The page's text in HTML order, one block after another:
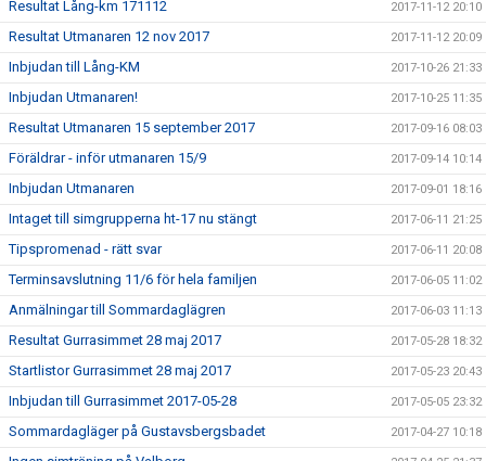
Resultat Lång-km 171112 2017-11-12 20:10
Resultat Utmanaren 12 nov 2017 2017-11-12 20:09
Inbjudan till Lång-KM 2017-10-26 21:33
Inbjudan Utmanaren! 2017-10-25 11:35
Resultat Utmanaren 15 september 2017 2017-09-16 08:03
Föräldrar - inför utmanaren 15/9 2017-09-14 10:14
Inbjudan Utmanaren 2017-09-01 18:16
Intaget till simgrupperna ht-17 nu stängt 2017-06-11 21:25
Tipspromenad - rätt svar 2017-06-11 20:08
Terminsavslutning 11/6 för hela familjen 2017-06-05 11:02
Anmälningar till Sommardaglägren 2017-06-03 11:13
Resultat Gurrasimmet 28 maj 2017 2017-05-28 18:32
Startlistor Gurrasimmet 28 maj 2017 2017-05-23 20:43
Inbjudan till Gurrasimmet 2017-05-28 2017-05-05 23:32
Sommardagläger på Gustavsbergsbadet 2017-04-27 10:18